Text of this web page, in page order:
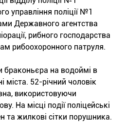
управління поліції №1
Державного агентства
рибного господарства
рибоохоронного патруля.
браконьєра на водоймі в
52-річний чоловік
використовуючи
На місці події поліцейські
та жилкові сітки порушника.